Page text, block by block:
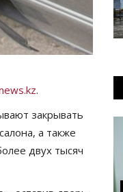
.
закрывать
а также
двух тысяч